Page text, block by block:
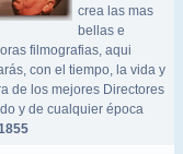
crea las mas
bellas e
filmografias, aqui
con el tiempo, la vida y
de los mejores Directores
y de cualquier época